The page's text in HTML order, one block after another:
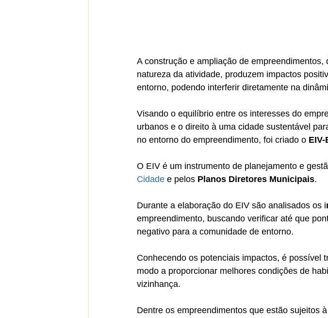
A construção e ampliação de
natureza da atividade, produzem impactos
entorno, podendo interferir diretamente na
Visando o equilíbrio entre os interesses do
urbanos e o direito à uma cidade sustentável
no entorno do empreendimento, foi criado o
O EIV é um instrumento de planejamento e
Cidade e pelos Planos Diretores Municipais.
Durante a elaboração do EIV são analisados os i
empreendimento, buscando verificar até que
negativo para a comunidade de entorno.
Conhecendo os potenciais impactos, é possível
modo a proporcionar melhores condições de
vizinhança.
Dentre os empreendimentos que estão sujeitos